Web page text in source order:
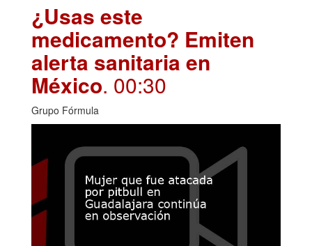
¿Usas este
medicamento? Emiten
alerta sanitaria en
México. 00:30
Grupo Fórmula